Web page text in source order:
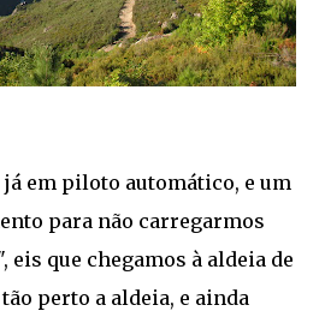
em piloto automático, e um
para não carregarmos
que chegamos à aldeia de
perto a aldeia, e ainda